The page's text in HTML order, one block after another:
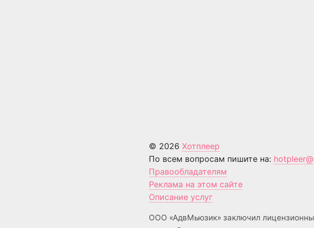
© 2026 Хотплеер
По всем вопросам пишите на:
Правообладателям
Реклама на этом сайте
Описание услуг
ООО «АдвМьюзик» заключил